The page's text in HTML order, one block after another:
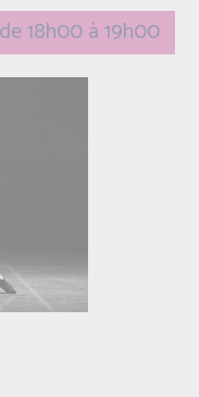
18h00 à 19h00